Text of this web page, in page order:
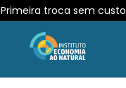
Primeira troca sem custo